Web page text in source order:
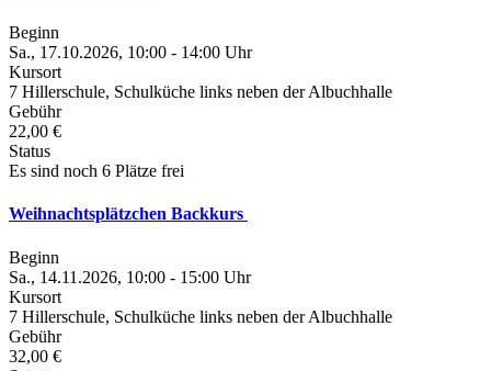
Beginn
Sa., 17.10.2026, 10:00 - 14:00 Uhr
Kursort
7 Hillerschule, Schulküche links neben der Albuchhalle
Gebühr
22,00 €
Status
Es sind noch 6 Plätze frei
Weihnachtsplätzchen Backkurs
Beginn
Sa., 14.11.2026, 10:00 - 15:00 Uhr
Kursort
7 Hillerschule, Schulküche links neben der Albuchhalle
Gebühr
32,00 €